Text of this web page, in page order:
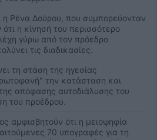
Ρένα Δούρου, που συμπορεύονταν
η κίνησή του περισσότερο
γύρω από τον πρόεδρο
τις διαδικασίες.
τη στάση της ηγεσίας
την κατάσταση και
απόφασης αυτοδιάλυσης του
του προέδρου.
αμφισβητούν ότι η μειοψηφία
70 υπογραφές για τη